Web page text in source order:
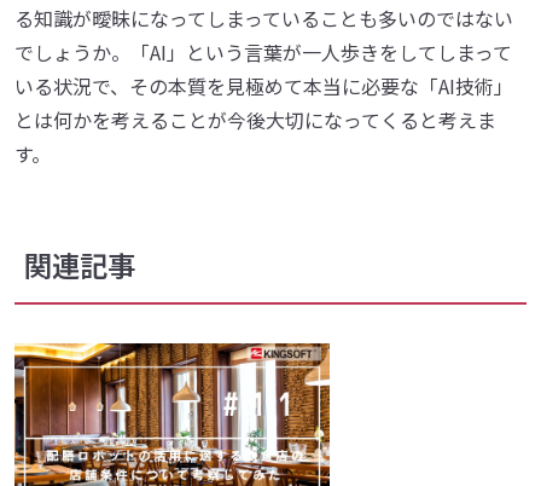
る知識が曖昧になってしまっていることも多いのではない
でしょうか。「AI」という言葉が一人歩きをしてしまって
いる状況で、その本質を見極めて本当に必要な「AI技術」
とは何かを考えることが今後大切になってくると考えま
す。
関連記事